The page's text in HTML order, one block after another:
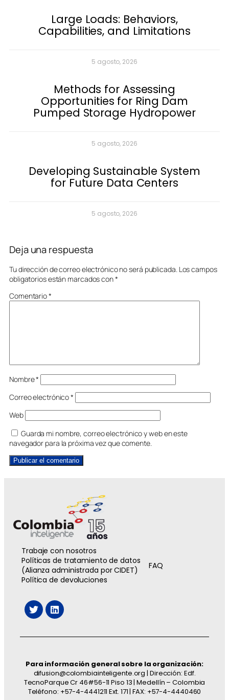
Large Loads: Behaviors,
Capabilities, and Limitations
5 agosto, 2026
Methods for Assessing
Opportunities for Ring Dam
Pumped Storage Hydropower
5 agosto, 2026
Developing Sustainable System
for Future Data Centers
5 agosto, 2026
Deja una respuesta
Tu dirección de correo electrónico no será publicada. Los campos
obligatorios están marcados con*
Comentario*
Nombre*
Correo electrónico*
Web
Guarda mi nombre, correo electrónico y web en este
navegador para la próxima vez que comente.
Trabaje con nosotros
Políticas de tratamiento de datos
(Alianza administrada por CIDET)
FAQ
Política de devoluciones
Para información general sobre la organización:
difusion@colombiainteligente.org | Dirección: Edf.
TecnoParque Cr 46#56-11 Piso 13 | Medellín – Colombia
Teléfono: +57-4-4441211 Ext. 171 | FAX: +57-4-4440460